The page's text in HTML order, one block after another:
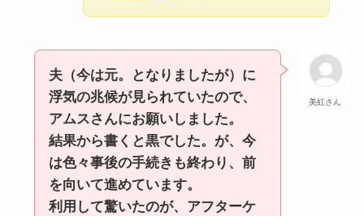
美紅さん
夫（今は元。となりましたが）に
浮気の兆候が見られていたので、
アムスさんにお願いしました。
結果から書くと黒でした。が、今
は色々事後の手続きも終わり、前
を向いて進めています。
利用して驚いたのが、アフターケ